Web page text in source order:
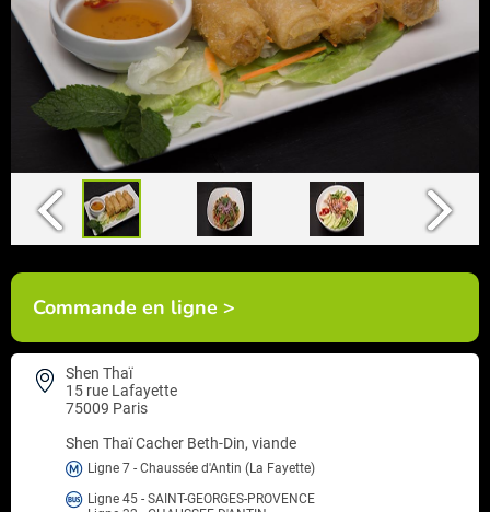
Commande en ligne >
Shen Thaï
15 rue Lafayette
75009 Paris
Shen ThaïCacher Beth-Din, viande
Ligne 7 - Chaussée d'Antin (La Fayette)
Ligne 45 - SAINT-GEORGES-PROVENCE